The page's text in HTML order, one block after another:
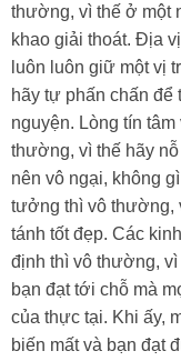
thường, vì thế ở một
khao giải thoát. Địa
luôn luôn giữ một vị
hãy tự phấn chấn để
nguyện. Lòng tín
thường, vì thế hãy
nên vô ngại, không
tưởng thì vô thường,
tánh tốt đẹp. Các
định thì vô thường, vì
bạn đạt tới chỗ mà
của thực tại. Khi ấy,
biến mất và bạn đạt